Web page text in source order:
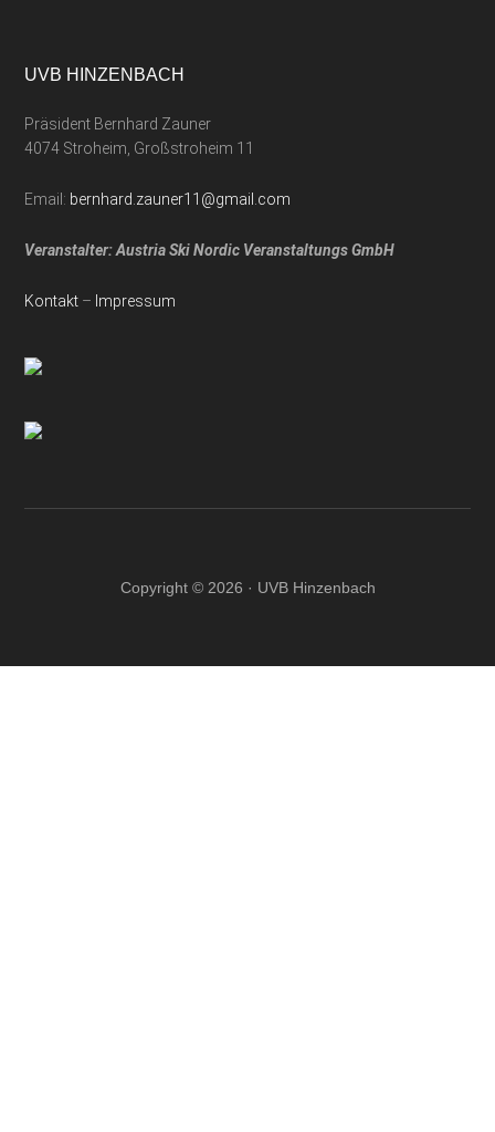
UVB HINZENBACH
Präsident Bernhard Zauner
4074 Stroheim, Großstroheim 11
Email: bernhard.zauner11@gmail.com
Veranstalter: Austria Ski Nordic Veranstaltungs GmbH
Kontakt – Impressum
Copyright © 2026 · UVB Hinzenbach